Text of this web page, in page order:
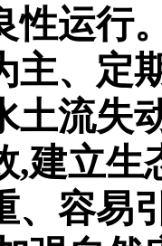
性运行
主、定
土流失
,建立生
、容易